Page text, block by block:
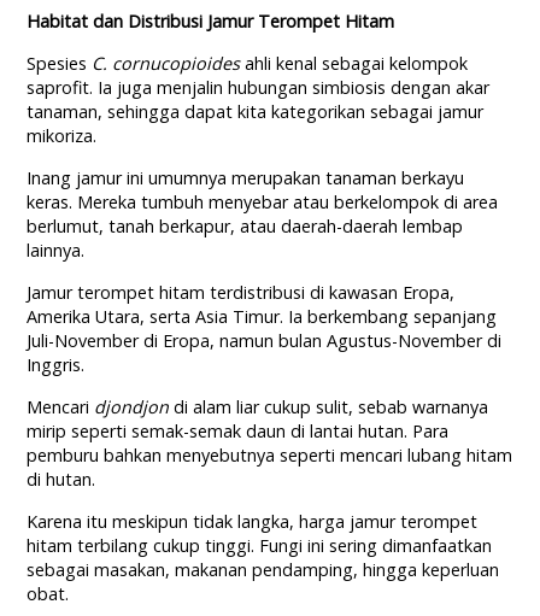
Habitat dan Distribusi Jamur Terompet Hitam
Spesies C. cornucopioidesahli kenal sebagai kelompok
saprofit. Ia juga menjalin hubungan simbiosis dengan akar
tanaman, sehingga dapat kita kategorikan sebagai jamur
mikoriza.
Inang jamur ini umumnya merupakan tanaman berkayu
keras. Mereka tumbuh menyebar atau berkelompok di area
berlumut, tanah berkapur, atau daerah-daerah lembap
lainnya.
Jamur terompet hitam terdistribusi di kawasan Eropa,
Amerika Utara, serta Asia Timur. Ia berkembang sepanjang
Juli-November di Eropa, namun bulan Agustus-November di
Inggris.
Mencari djondjondi alam liar cukup sulit, sebab warnanya
mirip seperti semak-semak daun di lantai hutan. Para
pemburu bahkan menyebutnya seperti mencari lubang hitam
di hutan.
Karena itu meskipun tidak langka, harga jamur terompet
hitam terbilang cukup tinggi. Fungi ini sering dimanfaatkan
sebagai masakan, makanan pendamping, hingga keperluan
obat.